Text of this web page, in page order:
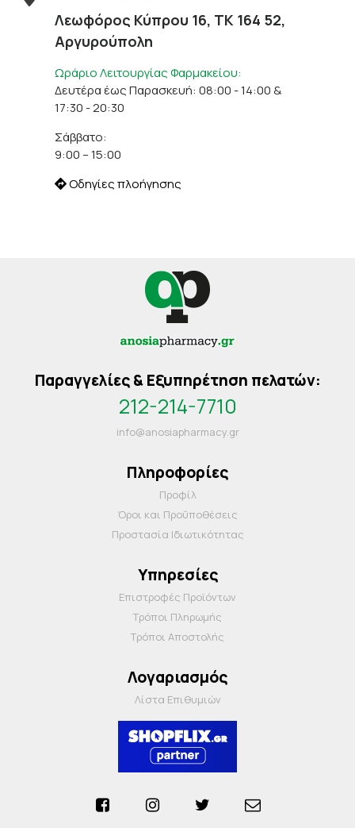
Λεωφόρος Κύπρου 16, ΤΚ 164 52,
Αργυρούπολη
Ωράριο Λειτουργίας Φαρμακείου:
Δευτέρα έως Παρασκευή: 08:00 - 14:00 &
17:30 - 20:30
Σάββατο:
9:00 – 15:00
Οδηγίες πλοήγησης
Παραγγελίες & Εξυπηρέτηση πελατών:
212-214-7710
info@anosiapharmacy.gr
Πληροφορίες
Προφίλ
Όροι και Προΰποθέσεις
Προστασία Ιδιωτικότητας
Υπηρεσίες
Επιστροφές Προϊόντων
Τρόποι Πληρωμής
Τρόποι Αποστολής
Λογαριασμός
Λίστα Επιθυμιών